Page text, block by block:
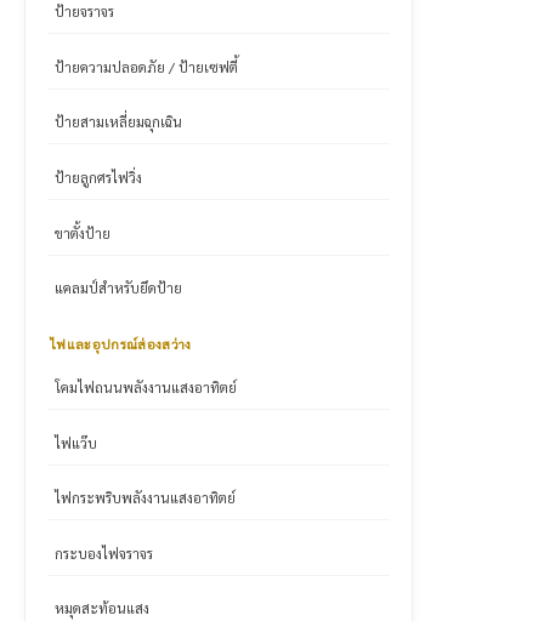
ป้ายจราจร
ป้ายความปลอดภัย / ป้ายเซฟตี้
ป้ายสามเหลี่ยมฉุกเฉิน
ป้ายลูกศรไฟวิ่ง
ขาตั้งป้าย
แคลมป์สำหรับยึดป้าย
ไฟและอุปกรณ์ส่องสว่าง
โคมไฟถนนพลังงานแสงอาทิตย์
ไฟแว๊บ
ไฟกระพริบพลังงานแสงอาทิตย์
กระบองไฟจราจร
หมุดสะท้อนแสง